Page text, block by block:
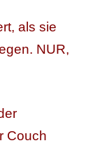
als sie
NUR,
Couch